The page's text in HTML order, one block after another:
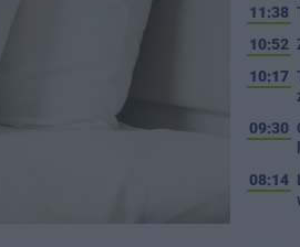
11:38
10:52
10:17
09:30
08:14